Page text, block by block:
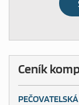
Ceník